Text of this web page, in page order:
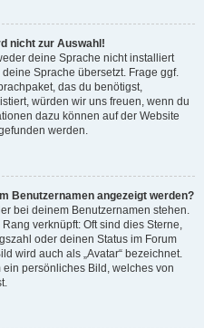
nicht zur Auswahl!
deine Sprache nicht installiert
Sprache übersetzt. Frage ggf.
das du benötigst,
würden wir uns freuen, wenn du
dazu können auf der Website
werden.
Benutzernamen angezeigt werden?
bei deinem Benutzernamen stehen.
verknüpft: Oft sind dies Sterne,
oder deinen Status im Forum
wird auch als „Avatar“ bezeichnet.
persönliches Bild, welches von